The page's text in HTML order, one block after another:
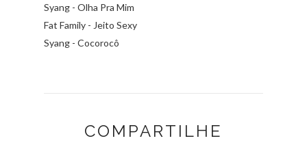
Syang - Olha Pra Mim
Fat Family - Jeito Sexy
Syang - Cocorocô
COMPARTILHE